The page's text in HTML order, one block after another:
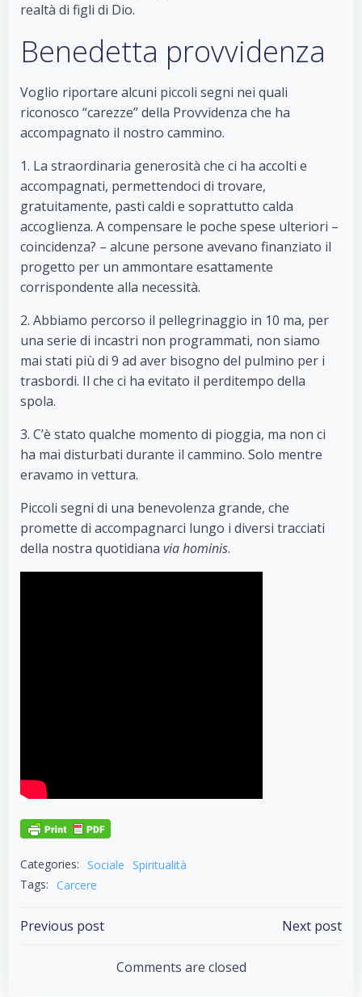
realtà di figli di Dio.
Benedetta provvidenza
Voglio riportare alcuni piccoli segni nei quali
riconosco “carezze” della Provvidenza che ha
accompagnato il nostro cammino.
1. La straordinaria generosità che ci ha accolti e
accompagnati, permettendoci di trovare,
gratuitamente, pasti caldi e soprattutto calda
accoglienza. A compensare le poche spese ulteriori –
coincidenza? – alcune persone avevano finanziato il
progetto per un ammontare esattamente
corrispondente alla necessità.
2. Abbiamo percorso il pellegrinaggio in 10 ma, per
una serie di incastri non programmati, non siamo
mai stati più di 9 ad aver bisogno del pulmino per i
trasbordi. Il che ci ha evitato il perditempo della
spola.
3. C’è stato qualche momento di pioggia, ma non ci
ha mai disturbati durante il cammino. Solo mentre
eravamo in vettura.
Piccoli segni di una benevolenza grande, che
promette di accompagnarci lungo i diversi tracciati
della nostra quotidiana via hominis.
Categories: Sociale
Spiritualità
Tags:
Carcere
Post
navigation
Previous post
navigation
Next post
Comments are closed